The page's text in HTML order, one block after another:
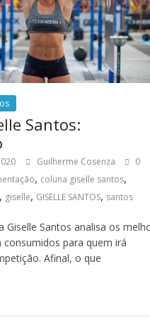
Santos:
Guilherme Cosenza
0
, coluna giselle santos,
, giselle, GISELLE SANTOS, santos
Giselle Santos analisa os
para quem irá
Afinal, o que